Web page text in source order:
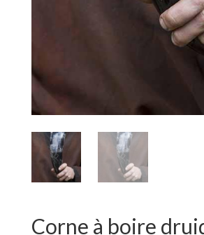
Corne à boire